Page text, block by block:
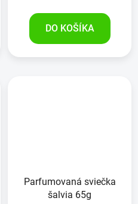
DO KOŠÍKA
Parfumovaná sviečka
šalvia 65g